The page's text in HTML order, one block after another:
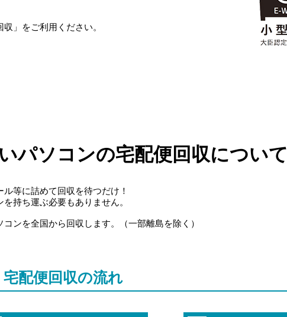
」をご利用ください。
パソコンの宅配便回収について
等に詰めて回収を待つだけ！
持ち運ぶ必要もありません。
ンを全国から回収します。（一部離島を除く）
宅配便回収の流れ